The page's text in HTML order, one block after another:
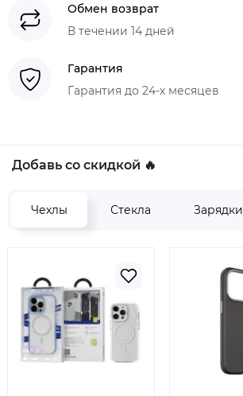
Обмен возврат
В течении 14 дней
Гарантия
Гарантия до 24-х месяцев
Добавь со скидкой 🔥
Чехлы Стекла Зарядки